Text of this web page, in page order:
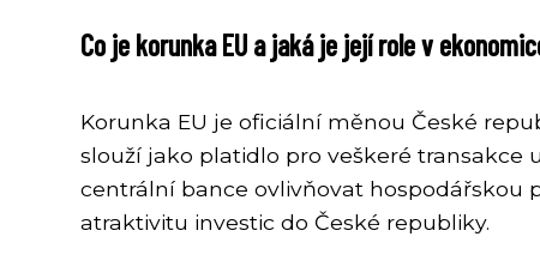
Co je korunka EU a jaká je její role v
Korunka EU je oficiální měnou České
slouží jako platidlo pro veškeré transakce
centrální bance ovlivňovat hospodářskou
atraktivitu investic do České republiky.